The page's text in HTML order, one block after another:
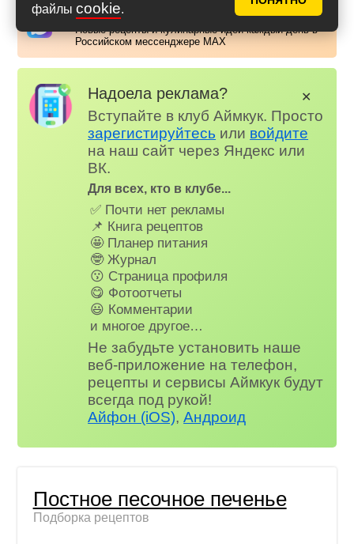
файлы cookie.
Аймкук в Макс
Новые рецепты и кулинарные идеи каждый день в
Российском мессенджере MAX
Надоела реклама?
Вступайте в клуб Аймкук. Просто
зарегистируйтесь или войдите
на наш сайт через Яндекс или
ВК.
Для всех, кто в клубе...
✅ Почти нет рекламы
📌 Книга рецептов
🤩 Планер питания
🤓 Журнал
😗 Страница профиля
😋 Фотоотчеты
😃 Комментарии
и многое другое…
Не забудьте установить наше
веб-приложение на телефон,
рецепты и сервисы Аймкук будут
всегда под рукой!
Айфон (iOS),Андроид
✕
Постное песочное печенье
Подборка рецептов